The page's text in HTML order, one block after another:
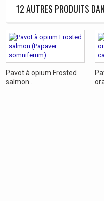
12 AUTRES PRODUITS
Pavot à opium Frosted
salmon...